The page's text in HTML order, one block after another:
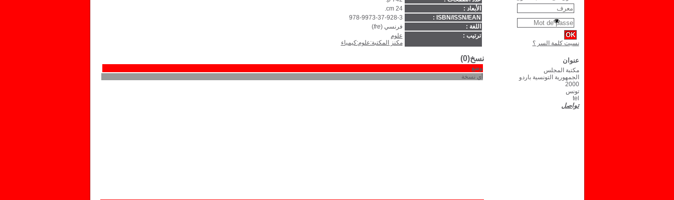
الأبعاد :
24 cm.
ISBN/ISSN/EAN :
978-9973-37-928-3
اللغة :
فرنسي (fre
)
ترتيب :
علوم
مكنز المكتبة:علوم:كيمياء
نسخ(0)
وضع
أي نسخة
نسيت كلمة السر ؟
عنوان
مكتبة المجلس
الجمهورية التونسية باردو
2000
تونس
tel
تواصل